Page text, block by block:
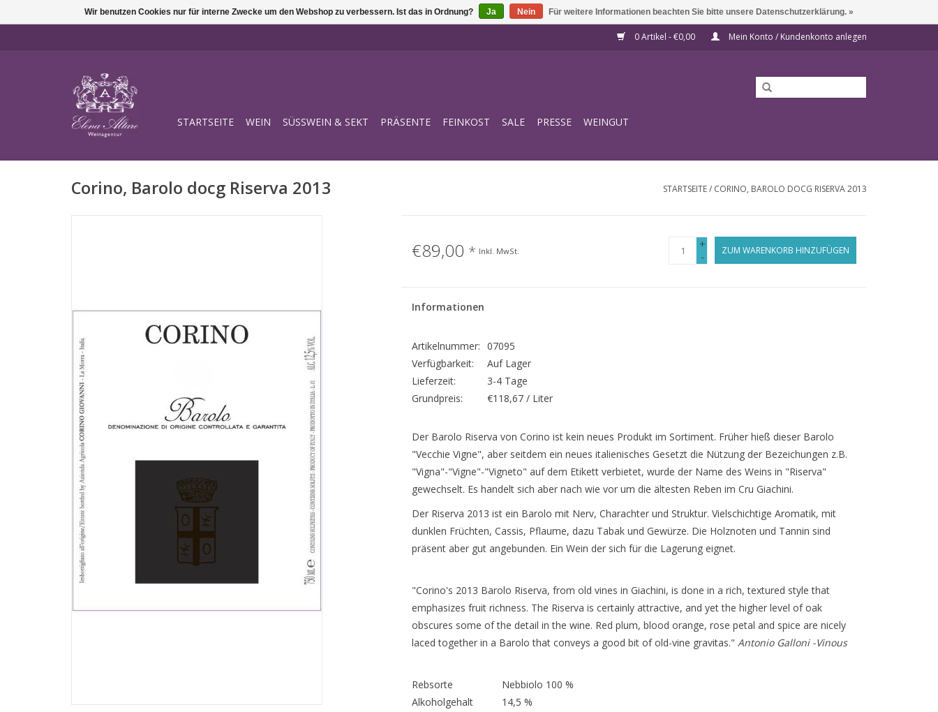
0 Artikel - €0,00 Mein Konto / Kundenkonto anlegen
STARTSEITE WEIN SÜSSWEIN & SEKT PRÄSENTE FEINKOST SALE PRESSE WEINGUT
Corino, Barolo docg Riserva 2013 STARTSEITE/ CORINO, BAROLO DOCG RISERVA 2013
€89,00 * Inkl. MwSt.
+
-
ZUM WARENKORB HINZUFÜGEN
Informationen
Artikelnummer: 07095
Verfügbarkeit:
Auf Lager
Lieferzeit:
3-4 Tage
Grundpreis:
€118,67 / Liter
Der Barolo Riserva von Corino ist kein neues Produkt im Sortiment. Früher hieß dieser Barolo
"Vecchie Vigne", aber seitdem ein neues italienisches Gesetzt die Nützung der Bezeichungen z.B.
"Vigna"-"Vigne"-"Vigneto" auf dem Etikett verbietet, wurde der Name des Weins in "Riserva"
gewechselt. Es handelt sich aber nach wie vor um die ältesten Reben im Cru Giachini.
Der Riserva 2013 ist ein Barolo mit Nerv, Charachter und Struktur. Vielschichtige Aromatik, mit
dunklen Früchten, Cassis, Pflaume, dazu Tabak und Gewürze. Die Holznoten und Tannin sind
präsent aber gut angebunden. Ein Wein der sich für die Lagerung eignet.
"Corino's 2013 Barolo Riserva, from old vines in Giachini, is done in a rich, textured style that
emphasizes fruit richness. The Riserva is certainly attractive, and yet the higher level of oak
obscures some of the detail in the wine. Red plum, blood orange, rose petal and spice are nicely
laced together in a Barolo that conveys a good bit of old-vine gravitas." Antonio Galloni -Vinous
Rebsorte
Nebbiolo 100 %
Alkoholgehalt
14,5 %
Wir benutzen Cookies nur für interne Zwecke um den Webshop zu verbessern. Ist das in Ordnung? Ja Nein Für weitere Informationen beachten Sie bitte unsere Datenschutzerklärung. »